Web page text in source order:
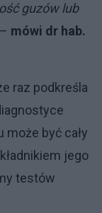
guzów lub
– mówi dr hab.
raz podkreśla
może być cały
jego
testów